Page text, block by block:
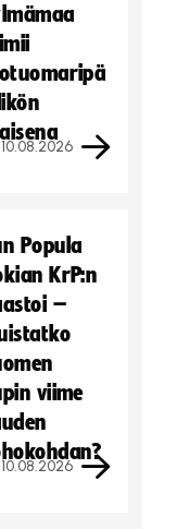
10.08.2026
Popula
KrP:n
–
viime
10.08.2026